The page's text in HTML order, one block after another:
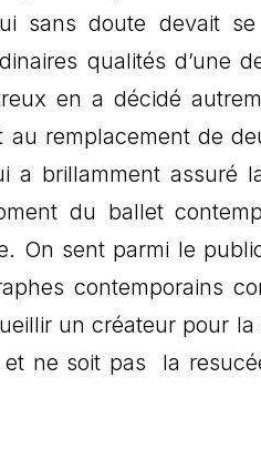
sans doute devait
qualités d’une
en a décidé
au remplacement de
a brillamment assuré
du ballet
On sent parmi le
contemporains
un créateur pour la
ne soit pas la